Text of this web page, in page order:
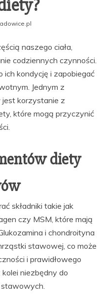
naszego ciała,
codziennych czynności.
ich kondycję i zapobiegać
Jednym z
korzystanie z
które mogą przyczynić
diety
składniki takie jak
czy MSM, które mają
i chondroityna
stawowej, co może
i prawidłowego
niezbędny do
stawowych.